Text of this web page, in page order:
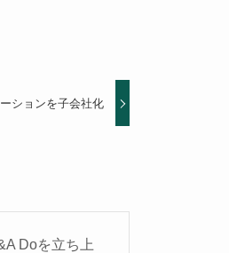
ションを子会社化
Doを立ち上